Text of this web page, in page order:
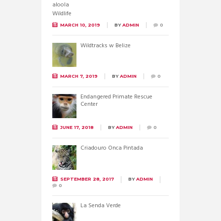
MARCH 10, 2019 BYADMIN 0
Wildtracks w Belize
MARCH 7, 2019 BYADMIN 0
Endangered Primate Rescue
Center
JUNE 17, 2018 BYADMIN 0
Criadouro Onca Pintada
SEPTEMBER 28, 2017 BYADMIN
0
La Senda Verde